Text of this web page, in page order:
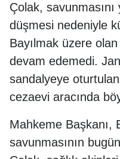
Çolak, savunmasını
düşmesi nedeniyle
Bayılmak üzere
devam edemedi.
sandalyeye oturtulan
cezaevi aracında
Mahkeme Başkanı,
savunmasının